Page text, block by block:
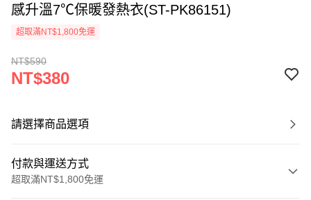
感升溫7℃保暖發熱衣(ST-PK86151)
超取滿NT$1,800免運
NT$590
NT$380
請選擇商品選項
付款與運送方式
超取滿NT$1,800免運